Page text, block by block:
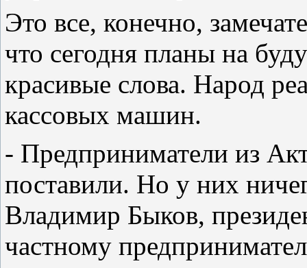
Это все, конечно,
что сегодня планы на
красивые слова. Народ
кассовых машин.
- Предприниматели из
поставили. Но у них
Владимир Быков,
частному